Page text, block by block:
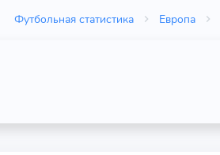
Футбольная статистика Европа